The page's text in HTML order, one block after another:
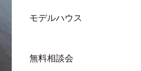
モデルハウス
無料相談会